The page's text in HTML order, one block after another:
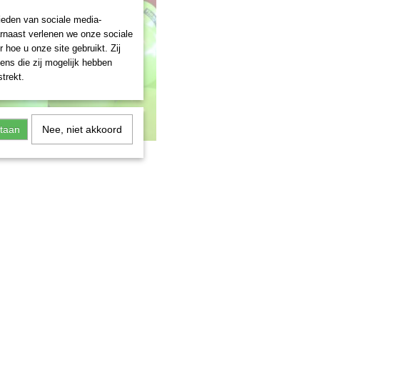
van sociale media-
verlenen we onze sociale
hoe u onze site gebruikt. Zij
die zij mogelijk hebben
Nee, niet akkoord